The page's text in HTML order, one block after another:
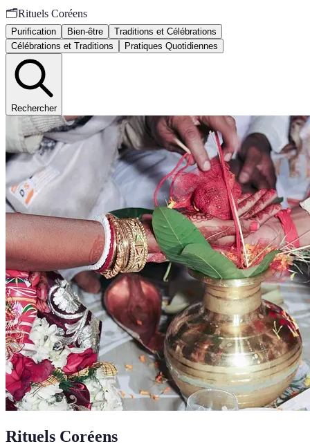
🗂️Rituels Coréens
Purification Bien-être
Traditions et Célébrations
Célébrations et Traditions
Pratiques Quotidiennes
Rechercher
Rituels Coréens